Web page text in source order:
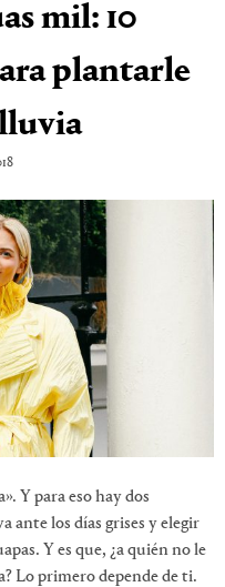
mil: 10
plantarle
Y para eso hay dos
ante los días grises y elegir
Y es que, ¿a quién no le
Lo primero depende de ti.